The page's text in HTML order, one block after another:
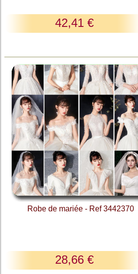
42,41 €
Robe de mariée - Ref 3442370
28,66 €